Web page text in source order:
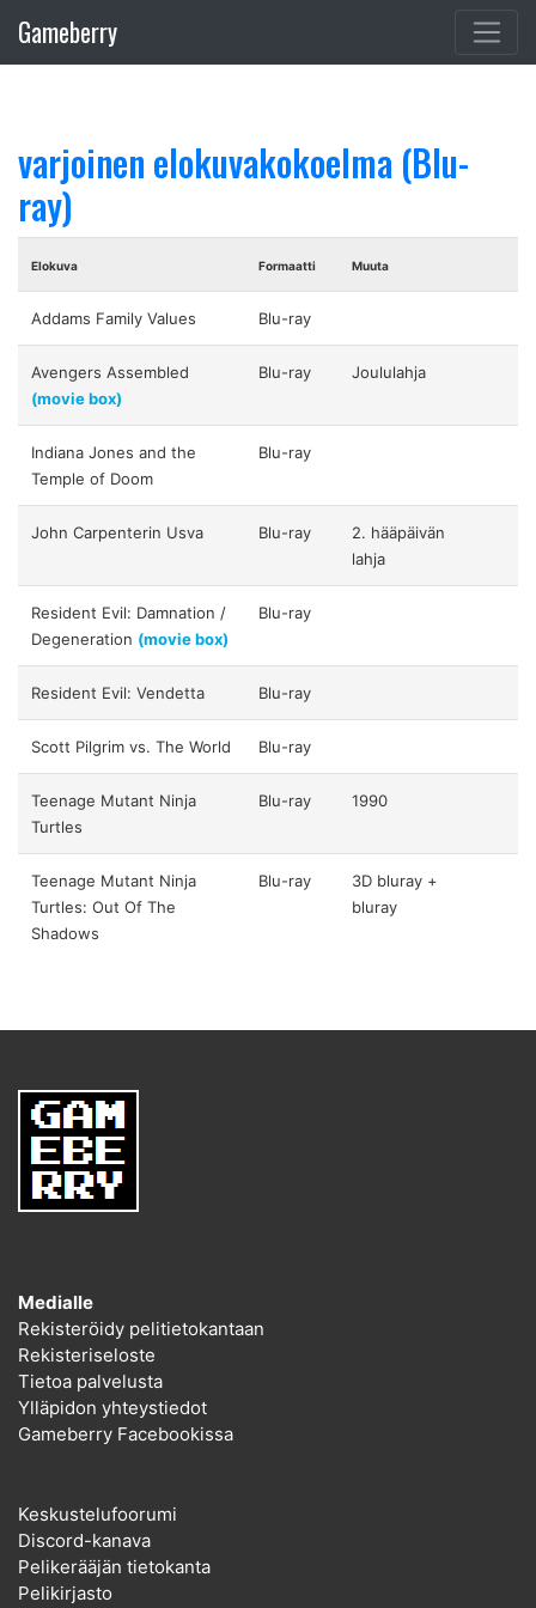
Gameberry
varjoinen elokuvakokoelma (Blu-
ray)
Elokuva Formaatti Muuta
Addams Family Values Blu-ray
Avengers Assembled
(movie box)
Blu-ray Joululahja
Indiana Jones and the
Temple of Doom
Blu-ray
John Carpenterin Usva Blu-ray
2. hääpäivän
lahja
Resident Evil: Damnation /
Degeneration (movie box)
Blu-ray
Resident Evil: Vendetta Blu-ray
Scott Pilgrim vs. The World Blu-ray
Teenage Mutant Ninja
Turtles
Blu-ray 1990
Teenage Mutant Ninja
Turtles: Out Of The
Shadows
Blu-ray
3D bluray +
bluray
Medialle
Rekisteröidy pelitietokantaan
Rekisteriseloste
Tietoa palvelusta
Ylläpidon yhteystiedot
Gameberry Facebookissa
Keskustelufoorumi
Discord-kanava
Pelikerääjän tietokanta
Pelikirjasto